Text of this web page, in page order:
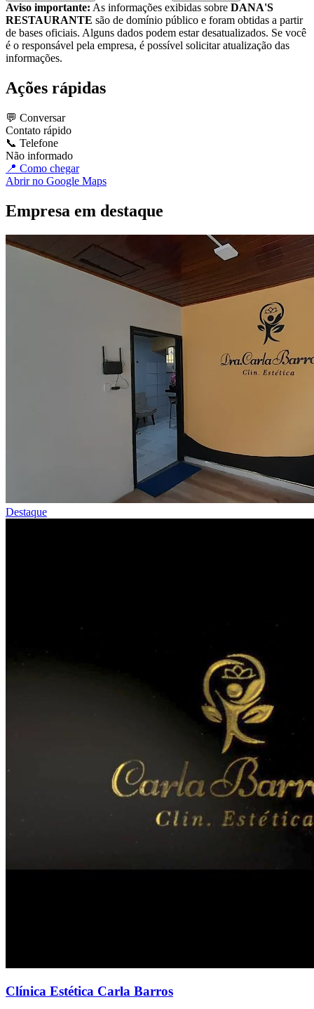
Aviso importante: As informações exibidas sobre DANA'S
RESTAURANTE são de domínio público e foram obtidas a partir
de bases oficiais. Alguns dados podem estar desatualizados. Se você
é o responsável pela empresa, é possível solicitar atualização das
informações.
Ações rápidas
💬 Conversar
Contato rápido
📞 Telefone
Não informado
📍 Como chegar
Abrir no Google Maps
Empresa em destaque
Destaque
Clínica Estética Carla Barros